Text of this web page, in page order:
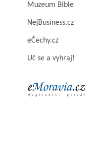
Muzeum Bible
NejBusiness.cz
eČechy.cz
Uč se a vyhraj!